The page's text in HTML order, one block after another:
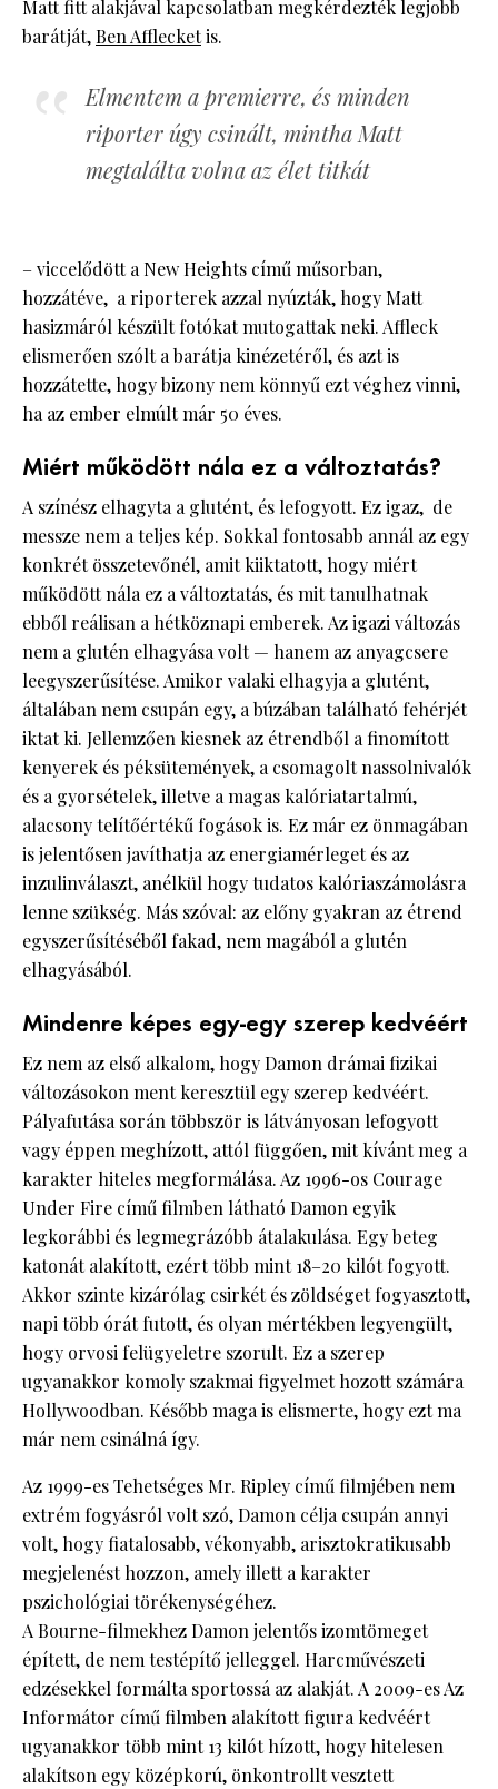
Matt fitt alakjával kapcsolatban megkérdezték legjobb
barátját,Ben Afflecketis.
Elmentem a premierre, és minden
riporter úgy csinált, mintha Matt
megtalálta volna az élet titkát
– viccelődött a New Heights című műsorban,
hozzátéve, a riporterek azzal nyúzták, hogy Matt
hasizmáról készült fotókat mutogattak neki. Affleck
elismerően szólt a barátja kinézetéről, és azt is
hozzátette, hogy bizony nem könnyű ezt véghez vinni,
ha az ember elmúlt már 50 éves.
Miért működött nála ez a változtatás?
A színész elhagyta a glutént, és lefogyott. Ez igaz, de
messze nem a teljes kép. Sokkal fontosabb annál az egy
konkrét összetevőnél, amit kiiktatott, hogy miért
működött nála ez a változtatás, és mit tanulhatnak
ebből reálisan a hétköznapi emberek. Az igazi változás
nem a glutén elhagyása volt — hanem az anyagcsere
leegyszerűsítése. Amikor valaki elhagyja a glutént,
általában nem csupán egy, a búzában található fehérjét
iktat ki. Jellemzően kiesnek az étrendből a finomított
kenyerek és péksütemények, a csomagolt nassolnivalók
és a gyorsételek, illetve a magas kalóriatartalmú,
alacsony telítőértékű fogások is. Ez már ez önmagában
is jelentősen javíthatja az energiamérleget és az
inzulinválaszt, anélkül hogy tudatos kalóriaszámolásra
lenne szükség. Más szóval: az előny gyakran az étrend
egyszerűsítéséből fakad, nem magából a glutén
elhagyásából.
Mindenre képes egy-egy szerep kedvéért
Ez nem az első alkalom, hogy Damon drámai fizikai
változásokon ment keresztül egy szerep kedvéért.
Pályafutása során többször is látványosan lefogyott
vagy éppen meghízott, attól függően, mit kívánt meg a
karakter hiteles megformálása. Az 1996-os Courage
Under Fire című filmben látható Damon egyik
legkorábbi és legmegrázóbb átalakulása. Egy beteg
katonát alakított, ezért több mint 18–20 kilót fogyott.
Akkor szinte kizárólag csirkét és zöldséget fogyasztott,
napi több órát futott, és olyan mértékben legyengült,
hogy orvosi felügyeletre szorult. Ez a szerep
ugyanakkor komoly szakmai figyelmet hozott számára
Hollywoodban. Később maga is elismerte, hogy ezt ma
már nem csinálná így.
Az 1999-es Tehetséges Mr. Ripley című filmjében nem
extrém fogyásról volt szó, Damon célja csupán annyi
volt, hogy fiatalosabb, vékonyabb, arisztokratikusabb
megjelenést hozzon, amely illett a karakter
pszichológiai törékenységéhez.
A Bourne-filmekhez Damon jelentős izomtömeget
épített, de nem testépítő jelleggel. Harcművészeti
edzésekkel formálta sportossá az alakját. A 2009-es Az
Informátor című filmben alakított figura kedvéért
ugyanakkor több mint 13 kilót hízott, hogy hitelesen
alakítson egy középkorú, önkontrollt vesztett